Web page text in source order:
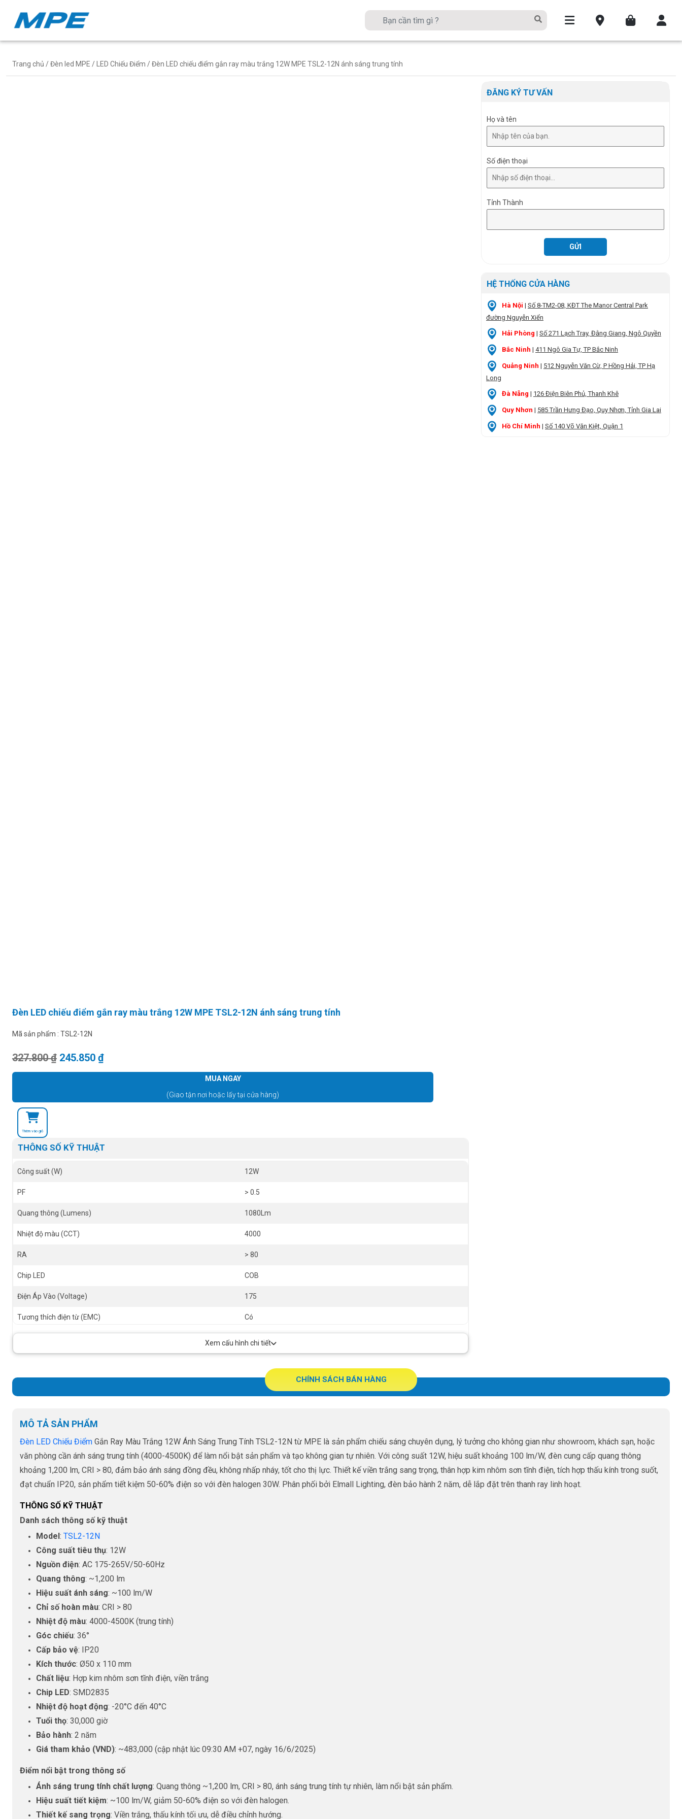
Trang chủ /Đèn led MPE / LED Chiếu Điểm / Đèn LED chiếu điểm gắn ray màu trắng 12W MPE TSL2-12N ánh sáng trung tính
Đèn LED chiếu điểm gắn ray màu trắng 12W MPE TSL2-12N ánh sáng trung tính
Mã sản phẩm : TSL2-12N
327.800₫ Giá gốc là: 327.800 ₫.
245.850 ₫Giá hiện tại là: 245.850 ₫.
MUA NGAY
(Giao tận nơi hoặc lấy tại cửa hàng)
Thêm vào giỏ
THÔNG SỐ KỸ THUẬT
Công suất (W) 12W
PF > 0.5
Quang thông (Lumens) 1080Lm
Nhiệt độ màu (CCT) 4000
RA > 80
Chip LED COB
Điện Áp Vào (Voltage) 175
Tương thích điện từ (EMC) Có
Xem cấu hình chi tiết
ĐĂNG KÝ TƯ VẤN
Họ và tên
Số điện thoại
Tỉnh Thành
HỆ THỐNG CỬA HÀNG
Hà Nội | Số 8-TM2-08, KĐT The Manor Central Park
đường Nguyễn Xiển
Hải Phòng | Số 271 Lạch Tray, Đằng Giang, Ngô Quyền
Bắc Ninh | 411 Ngô Gia Tự, TP Bắc Ninh
Quảng Ninh | 512 Nguyễn Văn Cừ, P Hồng Hải, TP Hạ
Long
Đà Nẵng | 126 Điện Biên Phủ, Thanh Khê
Quy Nhơn | 585 Trần Hưng Đạo, Quy Nhơn, Tỉnh Gia Lai
Hồ Chí Minh | Số 140 Võ Văn Kiệt, Quận 1
CHÍNH SÁCH BÁN HÀNG
MÔ TẢ SẢN PHẨM
Đèn LED Chiếu Điểm Gắn Ray Màu Trắng 12W Ánh Sáng Trung Tính TSL2-12N từ MPE là sản phẩm chiếu sáng chuyên dụng, lý tưởng cho không gian như showroom, khách sạn, hoặc
văn phòng cần ánh sáng trung tính (4000-4500K) để làm nổi bật sản phẩm và tạo không gian tự nhiên. Với công suất 12W, hiệu suất khoảng 100 lm/W, đèn cung cấp quang thông
khoảng 1,200 lm, CRI > 80, đảm bảo ánh sáng đồng đều, không nhấp nháy, tốt cho thị lực. Thiết kế viền trắng sang trọng, thân hợp kim nhôm sơn tĩnh điện, tích hợp thấu kính trong suốt,
đạt chuẩn IP20, sản phẩm tiết kiệm 50-60% điện so với đèn halogen 30W. Phân phối bởi Elmall Lighting, đèn bảo hành 2 năm, dễ lắp đặt trên thanh ray linh hoạt.
THÔNG SỐ KỸ THUẬT
Danh sách thông số kỹ thuật
Model: TSL2-12N
Công suất tiêu thụ: 12W
Nguồn điện: AC 175-265V/50-60Hz
Quang thông: ~1,200 lm
Hiệu suất ánh sáng: ~100 lm/W
Chỉ số hoàn màu: CRI > 80
Nhiệt độ màu: 4000-4500K (trung tính)
Góc chiếu: 36°
Cấp bảo vệ: IP20
Kích thước: Ø50 x 110 mm
Chất liệu: Hợp kim nhôm sơn tĩnh điện, viền trắng
Chip LED: SMD2835
Nhiệt độ hoạt động: -20°C đến 40°C
Tuổi thọ: 30,000 giờ
Bảo hành: 2 năm
Giá tham khảo (VND): ~483,000 (cập nhật lúc 09:30 AM +07, ngày 16/6/2025)
Điểm nổi bật trong thông số
Ánh sáng trung tính chất lượng: Quang thông ~1,200 lm, CRI > 80, ánh sáng trung tính tự nhiên, làm nổi bật sản phẩm.
Hiệu suất tiết kiệm: ~100 lm/W, giảm 50-60% điện so với đèn halogen.
Thiết kế sang trọng: Viền trắng, thấu kính tối ưu, dễ điều chỉnh hướng.